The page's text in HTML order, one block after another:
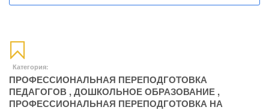
Категория:
ПРОФЕССИОНАЛЬНАЯ ПЕРЕПОДГОТОВКА
ПЕДАГОГОВ ,ДОШКОЛЬНОЕ ОБРАЗОВАНИЕ ,
ПРОФЕССИОНАЛЬНАЯ ПЕРЕПОДГОТОВКА НА